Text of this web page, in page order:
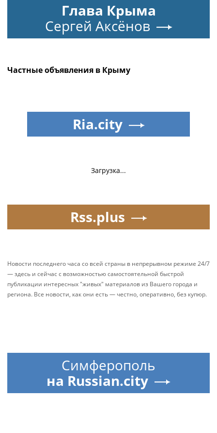
Глава Крыма
Сергей Аксёнов
Частные объявления в Крыму
Загрузка...
Ria.city
Rss.plus
Новости последнего часа со всей страны в непрерывном режиме 24/7
— здесь и сейчас с возможностью самостоятельной быстрой
публикации интересных "живых" материалов из Вашего города и
региона. Все новости, как они есть — честно, оперативно, без купюр.
Симферополь
на Russian.city